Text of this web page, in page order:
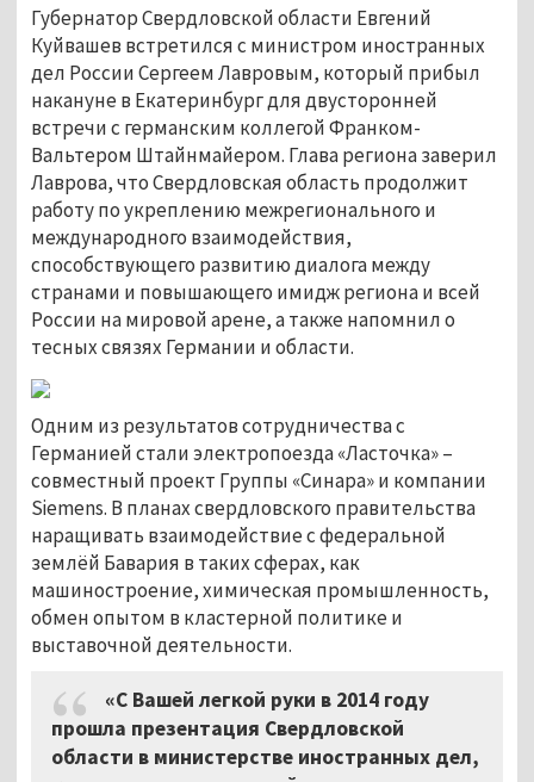
Губернатор Свердловской области Евгений
Куйвашев встретился с министром иностранных
дел России Сергеем Лавровым, который прибыл
накануне в Екатеринбург для двусторонней
встречи с германским коллегой Франком-
Вальтером Штайнмайером. Глава региона заверил
Лаврова, что Свердловская область продолжит
работу по укреплению межрегионального и
международного взаимодействия,
способствующего развитию диалога между
странами и повышающего имидж региона и всей
России на мировой арене, а также напомнил о
тесных связях Германии и области.
Одним из результатов сотрудничества с
Германией стали электропоезда «Ласточка» –
совместный проект Группы «Синара» и компании
Siemens. В планах свердловского правительства
наращивать взаимодействие с федеральной
землёй Бавария в таких сферах, как
машиностроение, химическая промышленность,
обмен опытом в кластерной политике и
выставочной деятельности.
«С Вашей легкой руки в 2014 году
прошла презентация Свердловской
области в министерстве иностранных дел,